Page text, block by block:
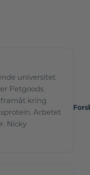
universitet
Petgoods
kring
Arbetet
Nicky